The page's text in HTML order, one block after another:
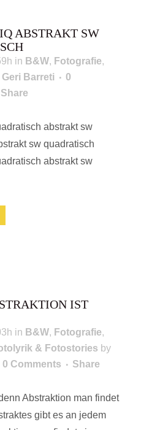
ABSTRAKT SW
in B&W, Fotografie,
Geri Barreti
0
Share
abstrakt sw
sw quadratisch
abstrakt sw
IST
in B&W, Fotografie,
& Fotostories by
0 Comments Share
Abstraktion man findet
gibt es an jedem